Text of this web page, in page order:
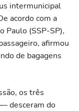
intermunicipal
acordo com a
Paulo (SSP-SP),
afirmou
de bagagens
os três
desceram do